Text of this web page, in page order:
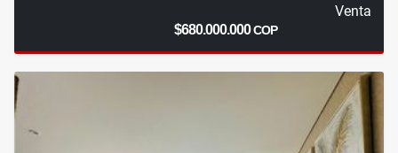
Venta
$680.000.000COP